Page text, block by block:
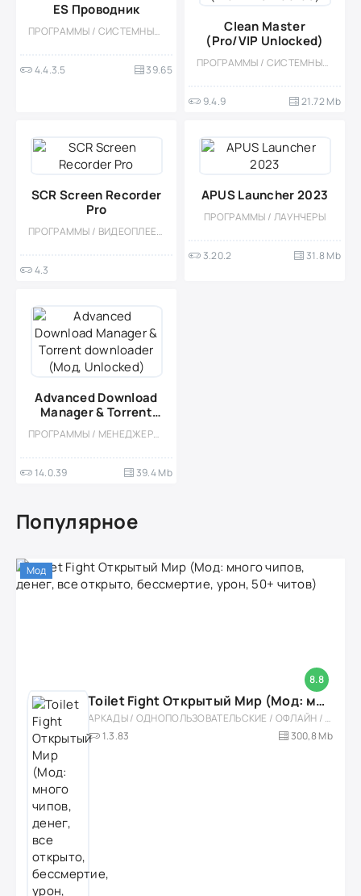
ES Проводник
ПРОГРАММЫ / СИСТЕМНЫЕ / ФАЙЛОВЫЕ МЕНЕДЖЕРЫ
4.4.3.5 39.65
Clean Master
(Pro/VIP Unlocked)
ПРОГРАММЫ / СИСТЕМНЫЕ / УТИЛИТЫ
9.4.9 21.72 Mb
SCR Screen Recorder
Pro
ПРОГРАММЫ / ВИДЕОПЛЕЕРЫ
4.3
APUS Launcher 2023
ПРОГРАММЫ / ЛАУНЧЕРЫ
3.20.2 31.8 Mb
Advanced Download
Manager & Torrent
downloader (Мод,
Unlocked)
ПРОГРАММЫ / МЕНЕДЖЕРЫ ЗАГРУЗОК
14.0.39 39.4 Mb
Популярное
8.8
Мод
Toilet Fight Открытый Мир (Мод: много чипов, денег, все открыто, бессмертие, урон, 50+ читов)
АРКАДЫ / ОДНОПОЛЬЗОВАТЕЛЬСКИЕ / ОФЛАЙН / МОД / РОЛЕВЫЕ / ШУТЕРЫ / ОТКРЫТЫЙ МИР / ВСТРОЕННЫЙ КЕШ / 3D / ЭКШЕНЫ / ТУАЛЕТНЫЕ ВОЙНЫ / ДЛЯ ДЕТЕЙ
1.3.83
300,8 Mb